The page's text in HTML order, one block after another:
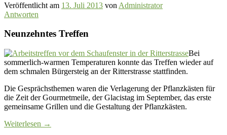
Veröffentlicht am 13. Juli 2013 von Administrator
Antworten
Neunzehntes Treffen
Bei
sommerlich-warmen Temperaturen konnte das Treffen wieder auf
dem schmalen Bürgersteig an der Ritterstrasse stattfinden.
Die Gesprächsthemen waren die Verlagerung der Pflanzkästen für
die Zeit der Gourmetmeile, der Glacistag im September, das erste
gemeinsame Grillen und die Gestaltung der Pflanzkästen.
Weiterlesen →